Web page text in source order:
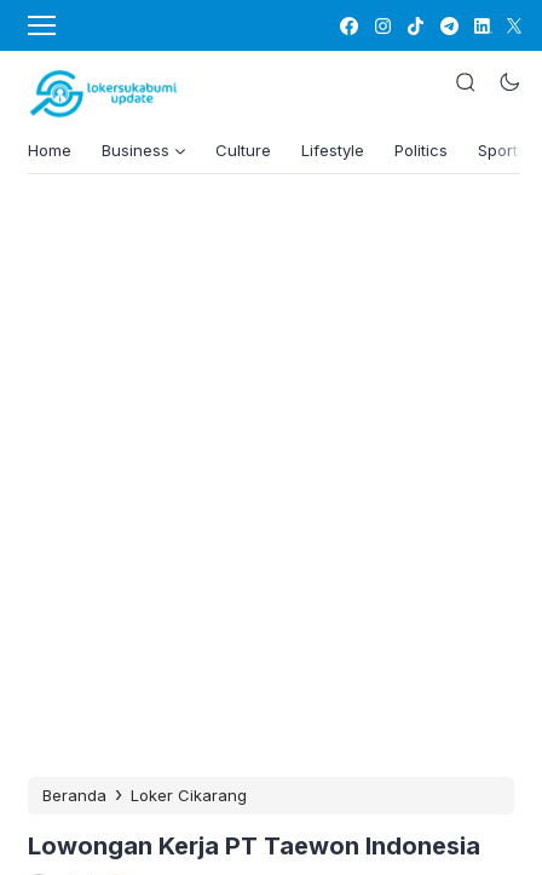
Home Business Culture Lifestyle Politics Sports
Beranda › Loker Cikarang
Lowongan Kerja PT Taewon Indonesia